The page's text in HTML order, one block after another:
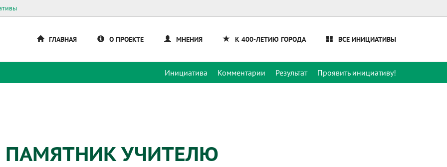
ГЛАВНАЯ О ПРОЕКТЕ МНЕНИЯ К 400-ЛЕТИЮ ГОРОДА ВСЕ ИНИЦИАТИВЫ
Инициатива Комментарии Результат Проявить инициативу!
ПАМЯТНИК УЧИТЕЛЮ